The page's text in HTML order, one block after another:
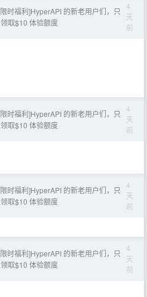
时福利]HyperAPI 的新老用户们，只
取$10 体验额度
4
天
前
时福利]HyperAPI 的新老用户们，只
取$10 体验额度
4
天
前
时福利]HyperAPI 的新老用户们，只
取$10 体验额度
4
天
前
时福利]HyperAPI 的新老用户们，只
取$10 体验额度
4
天
前